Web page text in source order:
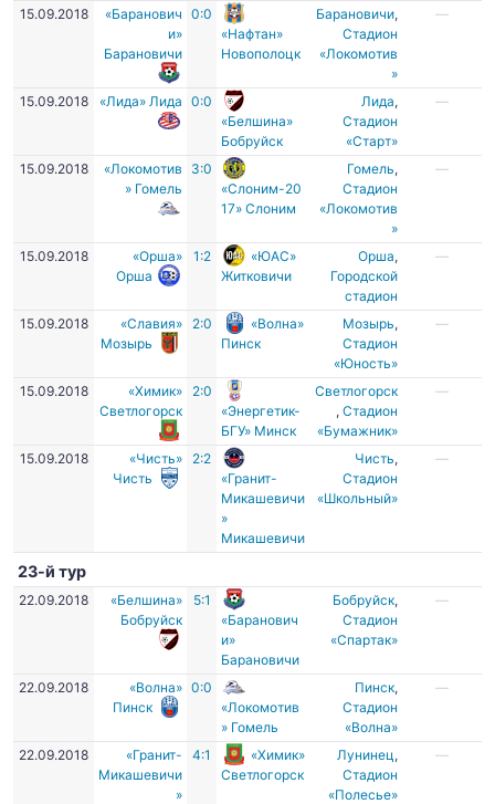
15.09.2018
«Баранович
и»
Барановичи
0:0
«Нафтан»
Новополоцк
Барановичи,
Стадион
«Локомотив
»
—
15.09.2018 «Лида» Лида 0:0
«Белшина»
Бобруйск
Лида,
Стадион
«Старт»
—
15.09.2018
«Локомотив
» Гомель
3:0
«Слоним-20
17» Слоним
Гомель,
Стадион
«Локомотив
»
—
15.09.2018
«Орша»
Орша
1:2
«ЮАС»
Житковичи
Орша,
Городской
стадион
—
15.09.2018
«Славия»
Мозырь
2:0
«Волна»
Пинск
Мозырь,
Стадион
«Юность»
—
15.09.2018
«Химик»
Светлогорск
2:0
«Энергетик-
БГУ» Минск
Светлогорск
,Стадион
«Бумажник»
—
15.09.2018
«Чисть»
Чисть
2:2
«Гранит-
Микашевичи
»
Микашевичи
Чисть,
Стадион
«Школьный»
—
23-й тур
22.09.2018
«Белшина»
Бобруйск
5:1
«Баранович
и»
Барановичи
Бобруйск,
Стадион
«Спартак»
—
22.09.2018
«Волна»
Пинск
0:0
«Локомотив
» Гомель
Пинск,
Стадион
«Волна»
—
22.09.2018
«Гранит-
Микашевичи
»
4:1
«Химик»
Светлогорск
Лунинец ,
Стадион
«Полесье»
—